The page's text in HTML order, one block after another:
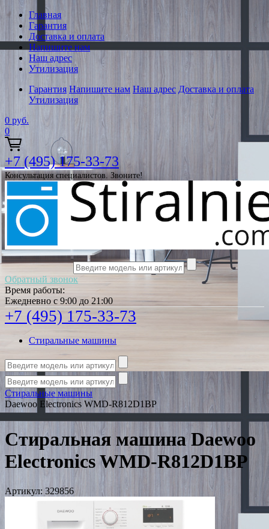
Главная
Гарантия
Доставка и оплата
Напишите нам
Наш адрес
Утилизация
Гарантия Напишите нам Наш адрес Доставка и оплата
Утилизация
0 руб.
0
+7 (495) 175-33-73
Консультация специалистов. Звоните!
Обратный звонок
Время работы:
Ежедневно с 9:00 до 21:00
+7 (495) 175-33-73
Стиральные машины
Стиральные машины
Daewoo Electronics WMD-R812D1BP
Стиральная машина Daewoo
Electronics WMD-R812D1BP
Артикул: 329856